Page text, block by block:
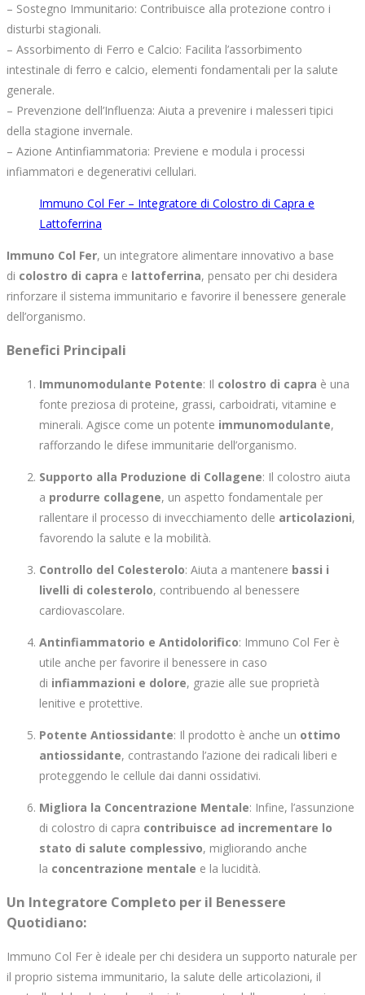
– Sostegno Immunitario: Contribuisce alla protezione contro i
disturbi stagionali.
– Assorbimento di Ferro e Calcio: Facilita l’assorbimento
intestinale di ferro e calcio, elementi fondamentali per la salute
generale.
– Prevenzione dell’Influenza: Aiuta a prevenire i malesseri tipici
della stagione invernale.
– Azione Antinfiammatoria: Previene e modula i processi
infiammatori e degenerativi cellulari.
Immuno Col Fer – Integratore di Colostro di Capra e
Lattoferrina
Immuno Col Fer, un integratore alimentare innovativo a base
di colostro di capra e lattoferrina, pensato per chi desidera
rinforzare il sistema immunitario e favorire il benessere generale
dell’organismo.
Benefici Principali
Immunomodulante Potente: Il colostro di capra è una
fonte preziosa di proteine, grassi, carboidrati, vitamine e
minerali. Agisce come un potente immunomodulante,
rafforzando le difese immunitarie dell’organismo.
Supporto alla Produzione di Collagene: Il colostro aiuta
a produrre collagene, un aspetto fondamentale per
rallentare il processo di invecchiamento delle articolazioni,
favorendo la salute e la mobilità.
Controllo del Colesterolo: Aiuta a mantenere bassi i
livelli di colesterolo, contribuendo al benessere
cardiovascolare.
Antinfiammatorio e Antidolorifico: Immuno Col Fer è
utile anche per favorire il benessere in caso
di infiammazioni e dolore, grazie alle sue proprietà
lenitive e protettive.
Potente Antiossidante: Il prodotto è anche un ottimo
antiossidante, contrastando l’azione dei radicali liberi e
proteggendo le cellule dai danni ossidativi.
Migliora la Concentrazione Mentale: Infine, l’assunzione
di colostro di capra contribuisce ad incrementare lo
stato di salute complessivo, migliorando anche
la concentrazione mentale e la lucidità.
Un Integratore Completo per il Benessere
Quotidiano:
Immuno Col Fer è ideale per chi desidera un supporto naturale per
il proprio sistema immunitario, la salute delle articolazioni, il